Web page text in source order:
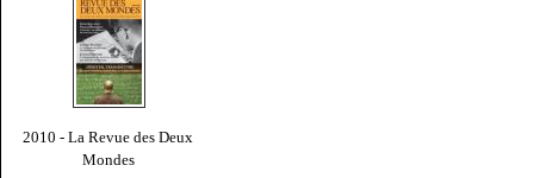
2010 - La Revue des Deux
Mondes